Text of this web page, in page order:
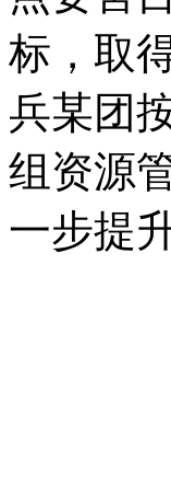
标，取
兵某团
组资源
一步提